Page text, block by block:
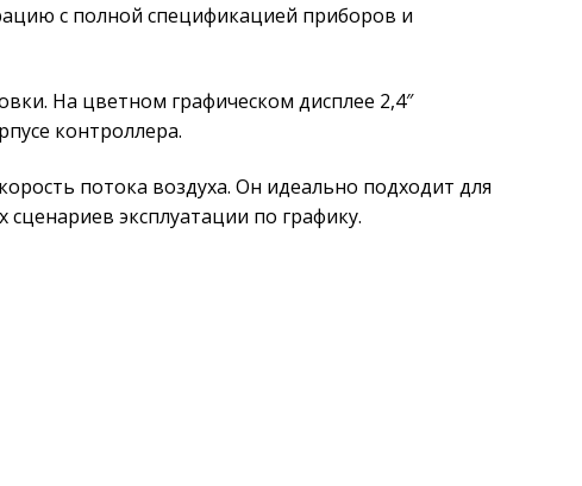
с полной спецификацией приборов и
На цветном графическом дисплее 2,4″
контроллера.
потока воздуха. Он идеально подходит для
эксплуатации по графику.